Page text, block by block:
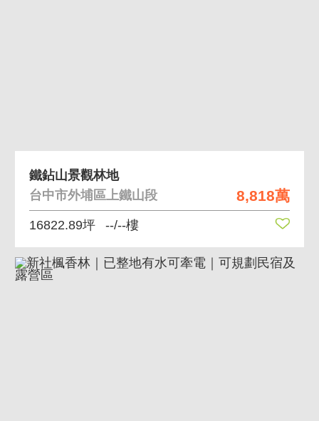
8,818萬
鐵鉆山景觀林地
台中市外埔區上鐵山段
16822.89坪 --/--樓